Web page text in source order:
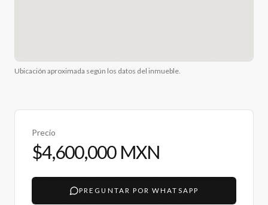
Ubicación aproximada según los datos del inmueble.
Precio
$4,600,000 MXN
PREGUNTAR POR WHATSAPP